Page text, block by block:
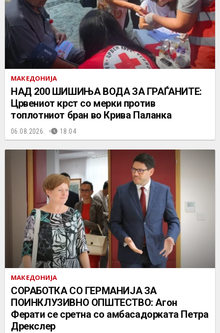
МАКЕДОНИЈА
НАД 200 ШИШИЊА ВОДА ЗА ГРАЃАНИТЕ:
Црвениот крст со мерки против
топлотниот бран во Крива Паланка
06.08.2026. 18:04
МАКЕДОНИЈА
СОРАБОТКА СО ГЕРМАНИЈА ЗА
ПОИНКЛУЗИВНО ОПШТЕСТВО: Агон
Ферати се сретна со амбасадорката Петра
Дрекслер